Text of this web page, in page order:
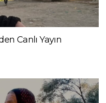
Canlı Yayın